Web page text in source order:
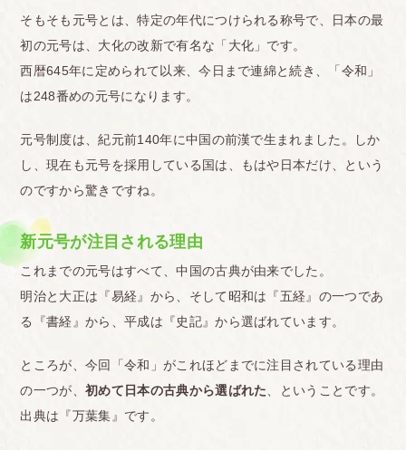
そもそも元号とは、特定の年代につけられる称号で、日本の最
初の元号は、大化の改新で有名な「大化」です。
西暦645年に定められて以来、今日まで連綿と続き、「令和」
は248番めの元号になります。
元号制度は、紀元前140年に中国の前漢で生まれました。しか
し、現在も元号を採用している国は、もはや日本だけ、という
のですから驚きですね。
新元号が注目される理由
これまでの元号はすべて、中国の古典が由来でした。
明治と大正は『易経』から、そして昭和は『五経』の一つであ
る『書経』から、平成は『史記』から選ばれています。
ところが、今回「令和」がこれほどまでに注目されている理由
の一つが、 初めて日本の古典から選ばれた 、ということです。
出典は『万葉集』です。